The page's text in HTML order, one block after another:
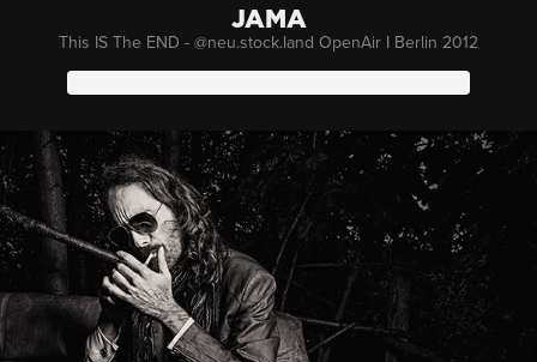
JAMA
This IS The END - @neu.stock.land OpenAir I Berlin 2012